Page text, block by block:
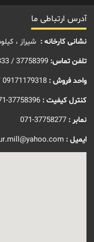
آدرس ارتباطی ما
نشانی کارخانه : شیراز ، کیلومتر 15 بزرگراه
تلفن تماس: 37758399 / 37758333-071
واحد فروش : 09171179318 / 37758444-071
کنترل کیفیت : 37758396-071
نمابر : 37758277-071
ایمیل :